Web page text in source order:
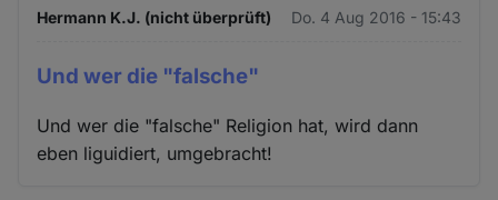
Hermann K.J. (nicht überprüft) Do. 4 Aug 2016 - 15:43
Und wer die "falsche"
Und wer die "falsche" Religion hat, wird dann
eben liguidiert, umgebracht!